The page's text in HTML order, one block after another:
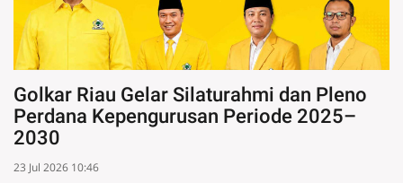
Golkar Riau Gelar Silaturahmi dan Pleno
Perdana Kepengurusan Periode 2025–
2030
23 Jul 2026 10:46